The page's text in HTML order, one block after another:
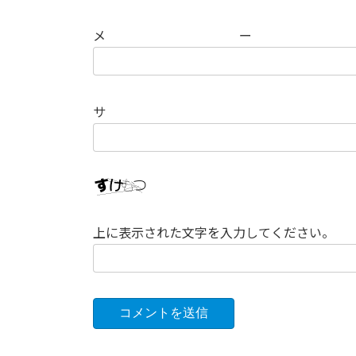
メ
サ
上に表示された文字を入力してください。